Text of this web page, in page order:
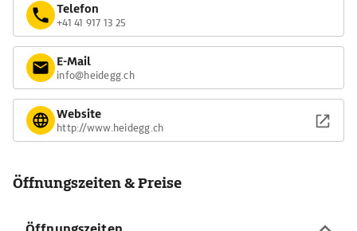
Telefon
+41 41 917 13 25
E-Mail
info@heidegg.ch
Website
http://www.heidegg.ch
Öffnungszeiten & Preise